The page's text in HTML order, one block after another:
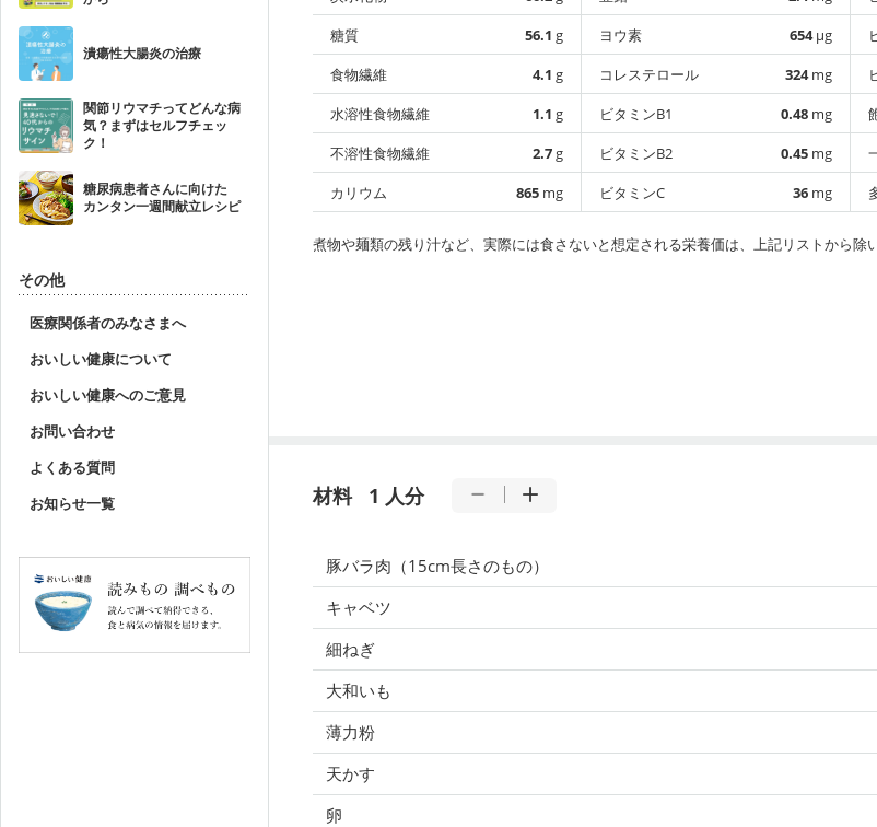
潰瘍性大腸炎の治療
関節リウマチってどんな病
気？まずはセルフチェッ
ク！
糖尿病患者さんに向けた
カンタン一週間献立レシピ
その他
医療関係者のみなさまへ
おいしい健康について
おいしい健康へのご意見
お問い合わせ
よくある質問
お知らせ一覧
糖質
56.1 g
食物繊維
4.1 g
水溶性食物繊維
1.1 g
不溶性食物繊維
2.7g
カリウム
865 mg
ヨウ素
654µg
コレステロール
324mg
ビタミンB1
0.48 mg
ビタミンB2
0.45 mg
ビタミンC
36 mg
煮物や麺類の残り汁など、実際には食さないと想定される栄養価は、上記リストから除
材料 1 人分
豚バラ肉（15cm長さのもの）
キャベツ
細ねぎ
大和いも
薄力粉
天かす
卵